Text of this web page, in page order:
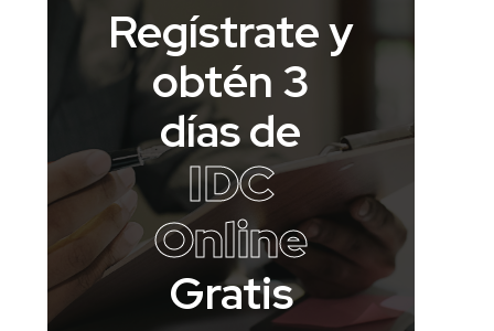
Regístrate y
obtén 3
días de
IDC
Online
Gratis